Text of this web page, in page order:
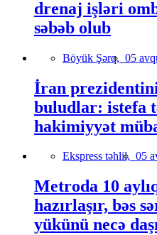
drenaj işləri
səbəb olub
Böyük Şərq, 05
İran
buludlar: istefa
hakimiyyət
Ekspress təhlil, 05
Metroda 10
hazırlaşır, bəs
yükünü necə